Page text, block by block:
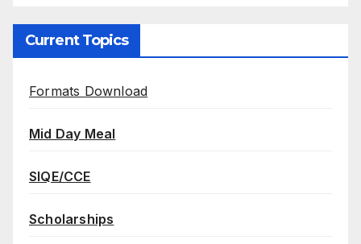
Current Topics
Formats Download
Mid Day Meal
SIQE/CCE
Scholarships